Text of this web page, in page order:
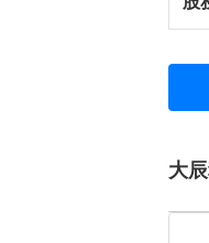
大